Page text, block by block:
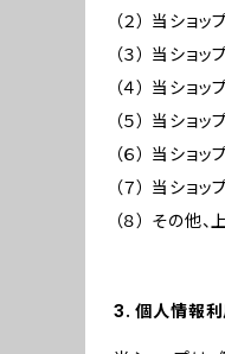
（２） 当ショ
（３） 当ショ
（４） 当ショ
（５） 当ショ
（６） 当ショ
（７） 当ショ
（８） その他
3. 個人情報